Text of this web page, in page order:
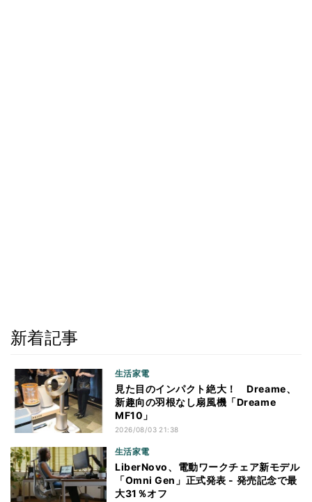
新着記事
生活家電
見た目のインパクト絶大！ Dreame、
新趣向の羽根なし扇風機「Dreame
MF10」
2026/08/03 21:38
生活家電
LiberNovo、電動ワークチェア新モデル
「Omni Gen」正式発表 - 発売記念で最
大31％オフ